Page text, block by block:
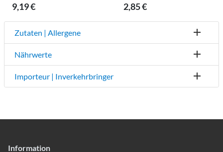
9,19 € 2,85 €
Zutaten | Allergene
Nährwerte
Importeur | Inverkehrbringer
Information